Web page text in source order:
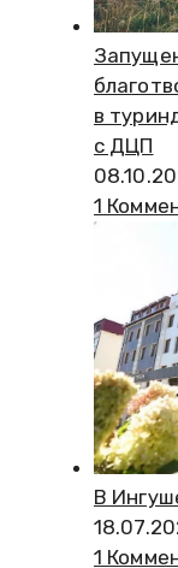
в
с ДЦП
1
В
1